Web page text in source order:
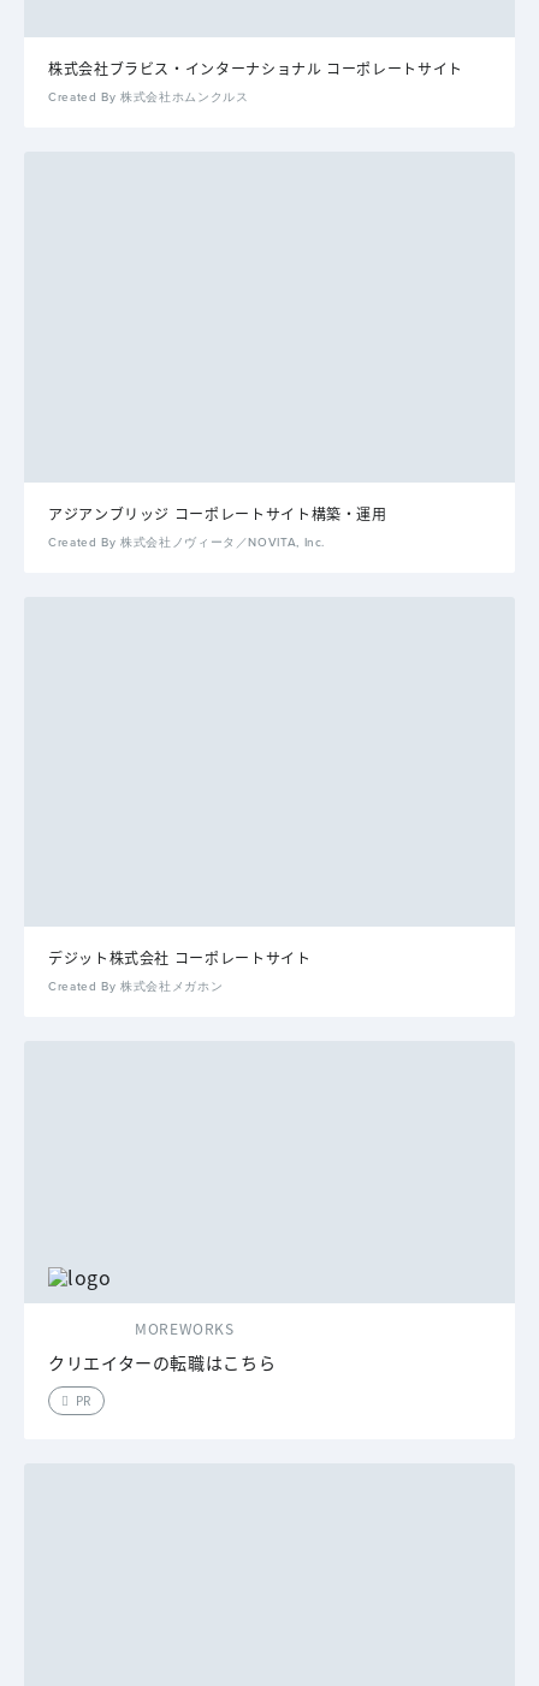
株式会社ブラビス・インターナショナル コーポレートサイト
Created By 株式会社ホムンクルス
アジアンブリッジ コーポレートサイト構築・運用
Created By 株式会社ノヴィータ／NOVITA, Inc.
デジット株式会社 コーポレートサイト
Created By 株式会社メガホン
MOREWORKS
クリエイターの転職はこちら
PR